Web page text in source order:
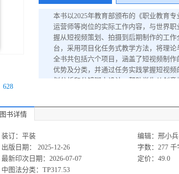
628
本书以2025年教育部颁布的《职业教育
运营师等岗位的实际工作内容，与世界
握从短视频策划、拍摄到后期制作的工作
台，采用项目化任务式教学方法，将理
全书共包括六个项目，涵盖了短视频制作
优势及分类，并通过任务实践掌握短视
划分析和分镜脚本设计，帮助学生从创
成片的完整短视频制作流程。 本书可作
书，也可作为企业的培训用书和相关从
教育服务网（网址：www.cmpedu.com）
取。
图书详情
装订：平装 编辑：邢小兵
出版日期： 2025-12-26
字数：277 千
最新印次日期：2026-07-07
定价：49.0
中图法分类：TP317.53